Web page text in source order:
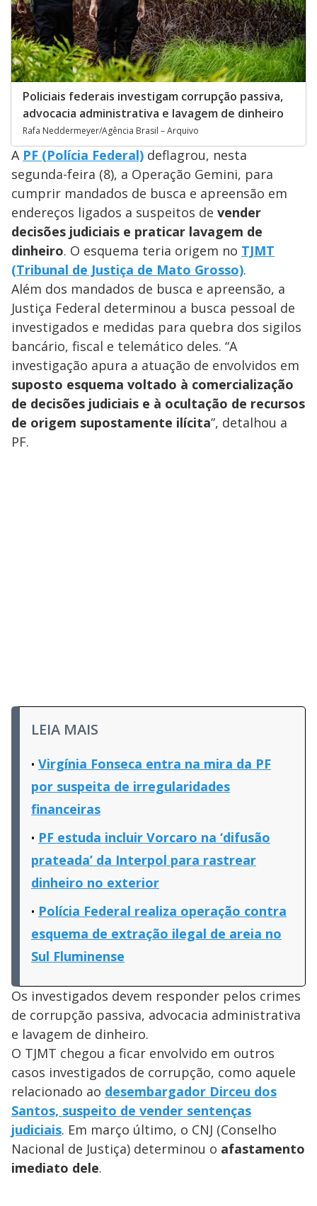
Policiais federais investigam corrupção passiva,
advocacia administrativa e lavagem de dinheiro
Rafa Neddermeyer/Agência Brasil – Arquivo
A PF (Polícia Federal) deflagrou, nesta
segunda-feira (8), a Operação Gemini, para
cumprir mandados de busca e apreensão em
endereços ligados a suspeitos de vender
decisões judiciais e praticar lavagem de
dinheiro. O esquema teria origem no TJMT
(Tribunal de Justiça de Mato Grosso).
Além dos mandados de busca e apreensão, a
Justiça Federal determinou a busca pessoal de
investigados e medidas para quebra dos sigilos
bancário, fiscal e telemático deles. “A
investigação apura a atuação de envolvidos em
suposto esquema voltado à comercialização
de decisões judiciais e à ocultação de recursos
de origem supostamente ilícita”, detalhou a
PF.
LEIA MAIS
Virgínia Fonseca entra na mira da PF
por suspeita de irregularidades
financeiras
PF estuda incluir Vorcaro na ‘difusão
prateada’ da Interpol para rastrear
dinheiro no exterior
Polícia Federal realiza operação contra
esquema de extração ilegal de areia no
Sul Fluminense
Os investigados devem responder pelos crimes
de corrupção passiva, advocacia administrativa
e lavagem de dinheiro.
O TJMT chegou a ficar envolvido em outros
casos investigados de corrupção, como aquele
relacionado ao desembargador Dirceu dos
Santos, suspeito de vender sentenças
judiciais. Em março último, o CNJ (Conselho
Nacional de Justiça) determinou o afastamento
imediato dele.